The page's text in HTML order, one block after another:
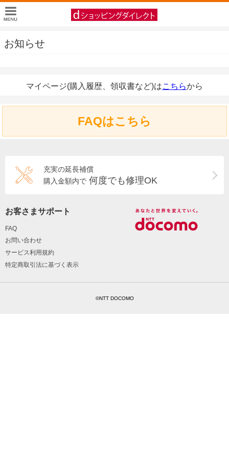
お知らせ
マイページ(購入履歴、領収書など)はこちらから
FAQはこちら
充実の延長補償
購入金額内で 何度でも修理OK
お客さまサポート
FAQ
お問い合わせ
サービス利用規約
特定商取引法に基づく表示
©NTT DOCOMO